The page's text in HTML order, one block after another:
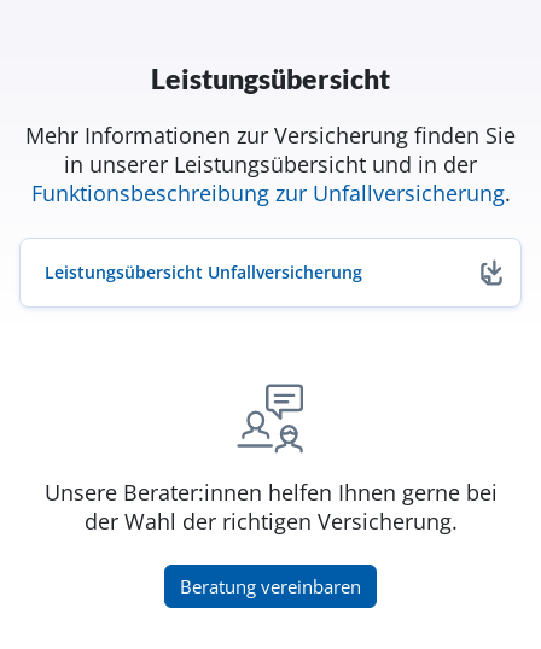
Leistungsübersicht
Mehr Informationen zur Versicherung finden Sie
in unserer Leistungsübersicht und in der
Funktionsbeschreibung zur Unfallversicherung.
Leistungsübersicht Unfallversicherung
(öffnet in neuem Fenster)
Unsere Berater:innen helfen Ihnen gerne bei
der Wahl der richtigen Versicherung.
Beratung vereinbaren
(öffnet in neuem Fenster)